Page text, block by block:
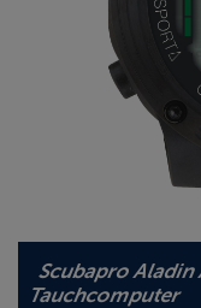
Scubapro
Tauchcomputer